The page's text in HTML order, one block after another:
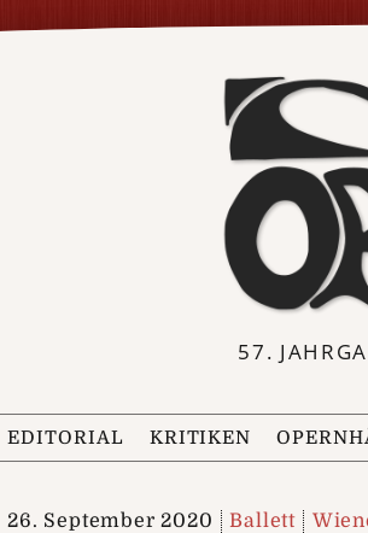
57.
EDITORIAL KRITIKEN
26. September 2020 Ballett